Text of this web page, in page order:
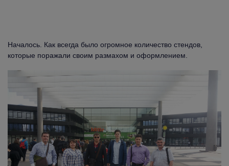
Началось. Как всегда было огромное количество стендов,
которые поражали своим размахом и оформлением.